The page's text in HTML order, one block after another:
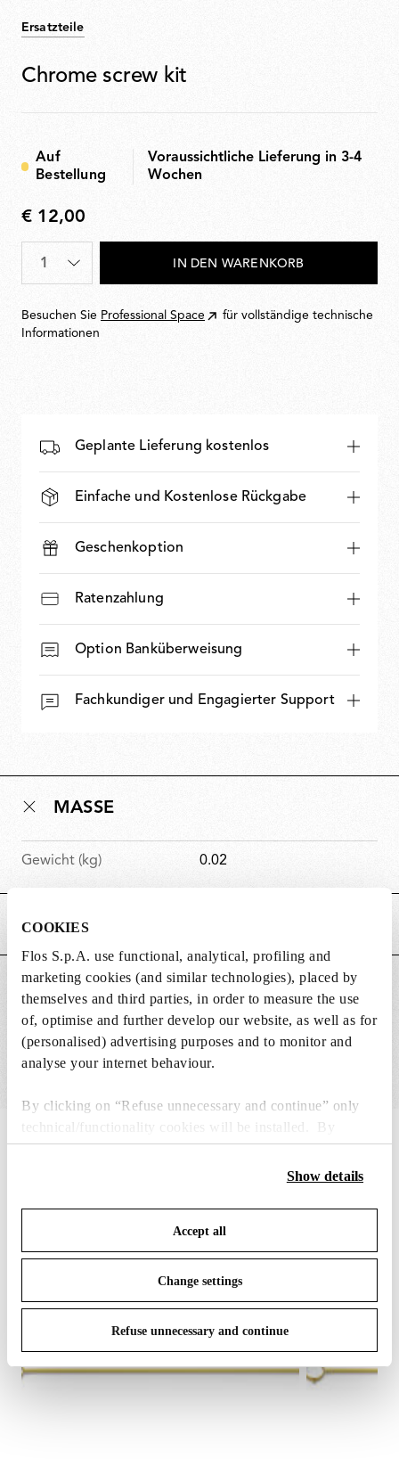
COOKIES
Flos S.p.A. use functional, analytical, profiling and
marketing cookies (and similar technologies), placed by
themselves and third parties, in order to measure the use
of, optimise and further develop our website, as well as for
(personalised) advertising purposes and to monitor and
analyse your internet behaviour.
By clicking on “Refuse unnecessary and continue” only
technical/functionality cookies will be installed. By
clicking on “Accept all” you consent to the use of all the
cookies. By clicking on “Change settings” you can accept
save your choices. You can modify your options anytime.
To know more refer to ourCookie Policy
Show details
Accept all
Change settings
Refuse unnecessary and continue
Ersatzteile
Chrome screw kit
Auf
Bestellung
Voraussichtliche Lieferung in 3-4
Wochen
€
12,00
€ 12,00
Menge
IN DEN WARENKORB
Besuchen Sie Professional Space
für vollständige technische
Informationen
Geplante Lieferung kostenlos
Einfache und Kostenlose Rückgabe
Geschenkoption
Ratenzahlung
Option Banküberweisung
Fachkundiger und Engagierter Support
MASSE
Gewicht (kg) 0.02
HAUPTMERKMALE
GEEIGNET FÜR
IN THE SPOTLIGHT 1von12